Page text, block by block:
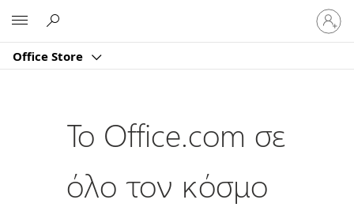
Office Store
Είσοδος
στον
Το Office.com σε
όλο τον κόσμο